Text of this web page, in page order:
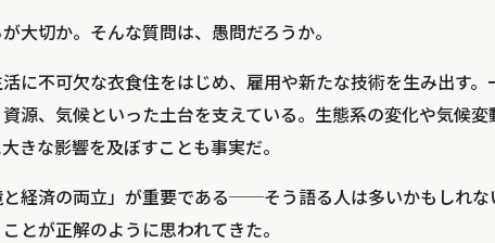
大切か。そんな質問は、愚問だろうか。
に不可欠な衣食住をはじめ、雇用や新たな技術を生み出す
源、気候といった土台を支えている。生態系の変化や気候
きな影響を及ぼすことも事実だ。
経済の両立」が重要である──そう語る人は多いかもしれな
とが正解のように思われてきた。